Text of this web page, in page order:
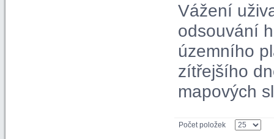
Vážení
odsouvání
územního
zítřejšího
mapových
Počet položek